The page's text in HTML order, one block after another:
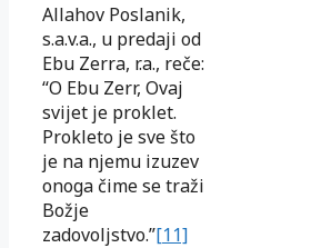
Allahov Poslanik,
s.a.v.a., u predaji od
Ebu Zerra, r.a., reče:
“O Ebu Zerr, Ovaj
svijet je proklet.
Prokleto je sve što
je na njemu izuzev
onoga čime se traži
Božje
zadovoljstvo.”[11]